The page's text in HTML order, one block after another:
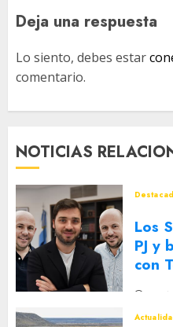
Deja una respuesta
Lo siento, debes estar
comentario.
NOTICIAS
Los
PJ y
con
2 DE